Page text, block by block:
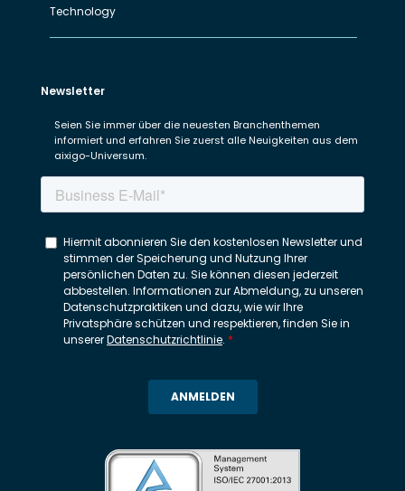
Technology
Newsletter
Seien Sie immer über die neuesten Branchenthemen
informiert und erfahren Sie zuerst alle Neuigkeiten aus dem
aixigo-Universum.